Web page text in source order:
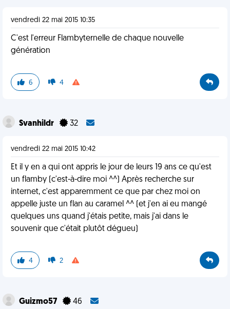
vendredi 22 mai 2015 10:35
C'est l'erreur Flambyternelle de chaque nouvelle
génération
6 4
Svanhildr 32
vendredi 22 mai 2015 10:42
Et il y en a qui ont appris le jour de leurs 19 ans ce qu'est
un flamby (c'est-à-dire moi ^^) Après recherche sur
internet, c'est apparemment ce que par chez moi on
appelle juste un flan au caramel ^^ (et j'en ai eu mangé
quelques uns quand j'étais petite, mais j'ai dans le
souvenir que c'était plutôt dégueu)
4 2
Guizmo57 46